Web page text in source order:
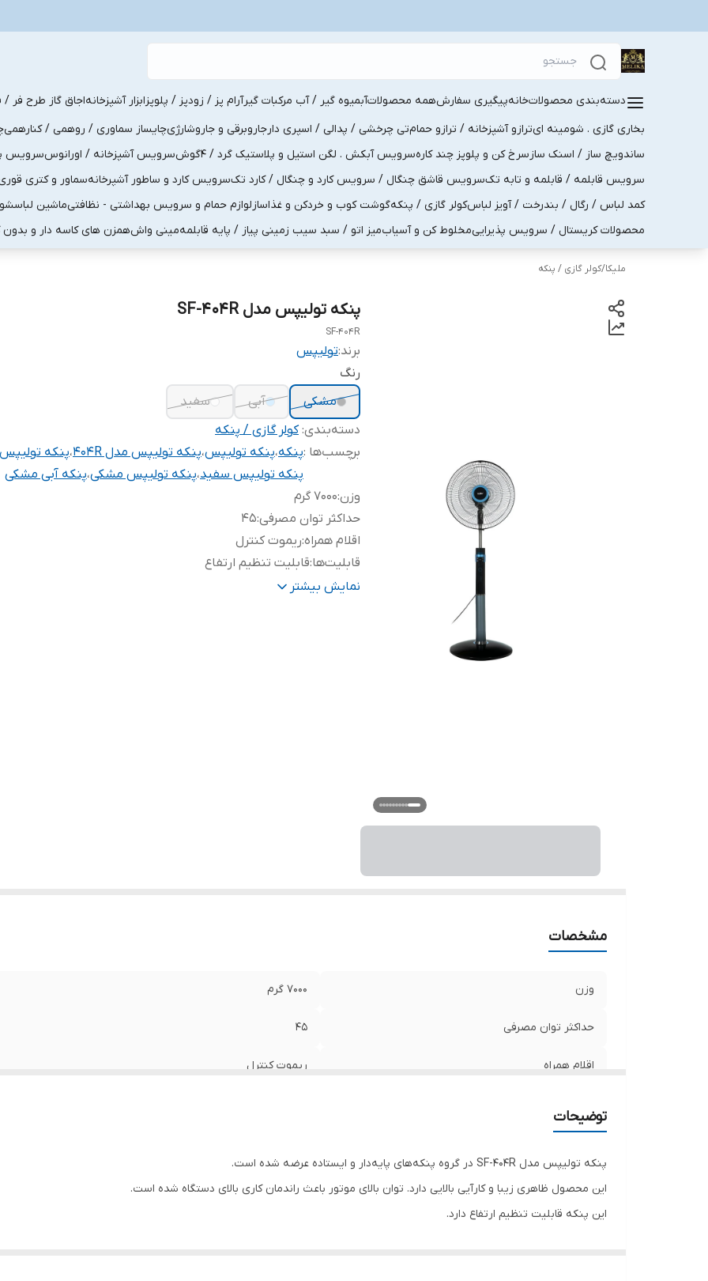
دسته‌بندی محصولاتخانهپیگیری سفارشهمه محصولاتآبمیوه گیر / آب مرکبات گیرآرام پز / زودپز / پلوپزابزار آشپزخانهاجاق گاز طرح فر /
بخاری گازی . شومینه ایترازو آشپزخانه / ترازو حمامتی چرخشی / پدالی / اسپری دارجاروبرقی و جاروشارژیچایساز سماوری / روهمی / کنارهمی
ساندویچ ساز / اسنک سازسرخ کن و پلوپز چند کارهسرویس آبکش . لگن استیل و پلاستیک گرد / 4گوش سرویس آشپزخانه / اورانوسسرویس
سرویس قابلمه / قابلمه و تابه تکسرویس قاشق چنگال / سرویس کارد و چنگال / کارد تکسرویس کارد و ساطور آشپرخانهسماور و کتری
کمد لباس / رگال / بندرخت / آویز لباسکولر گازی / پنکهگوشت کوب و خردکن و غذاسازلوازم حمام و سرویس بهداشتی - نظافتیماشین
محصولات کریستال / سرویس پذیراییمخلوط کن و آسیابمیز اتو / سبد سیب زمینی پیاز / پایه قابلمهمینی واشهمزن های کاسه دار و بدون
ملیکا/کولر گازی / پنکه
پنکه تولیپس مدل SF-404R
SF-404R
برند:تولیپس
رنگ
مشکی
آبی
سفید
دسته‌بندی:کولر گازی / پنکه
برچسب‌ها :پنکه،پنکه تولیپس،پنکه تولیپس مدل 404R ،پنکه
پنکه تولیپس سفید،پنکه تولیپس مشکی،پنکه آبی مشکی
وزن:7۰۰۰ گرم
حداکثر توان مصرفی:
45
اقلام همراه:ریموت کنترل
قابلیت‌ها:قابلیت تنظیم ارتفاع
تنظیمات دستگاه
نمایش بیشتر
مشخصات
وزن 7۰۰۰ گرم
حداکثر توان مصرفی 45
اقلام همراه ریموت کنترل
ابعاد
توضیحات
پنکه تولیپس مدل SF-404R در گروه پنکه‌های پایه‌دار و ایستاده عرضه شده است.
این محصول ظاهری زیبا و کارآیی بالایی دارد. توان بالای موتور باعث راندمان کاری بالای دستگاه شده است.
این پنکه قابلیت تنظیم ارتفاع دارد.